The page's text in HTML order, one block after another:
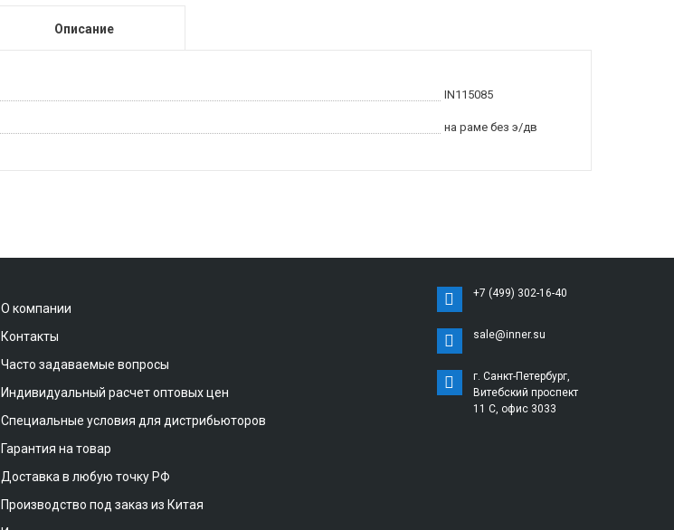
Описание
IN115085
на раме без э/дв
О компании
Контакты
Часто задаваемые вопросы
Индивидуальный расчет оптовых цен
Специальные условия для дистрибьюторов
Гарантия на товар
Доставка в любую точку РФ
Производство под заказ из Китая
+7 (499) 302-16-40
sale@inner.su
г. Санкт-Петербург,
Витебский проспект
11 С, офис 3033